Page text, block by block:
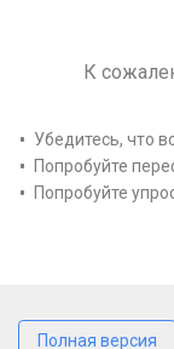
К
Убедитесь, что
Попробуйте
Попробуйте
Полная версия